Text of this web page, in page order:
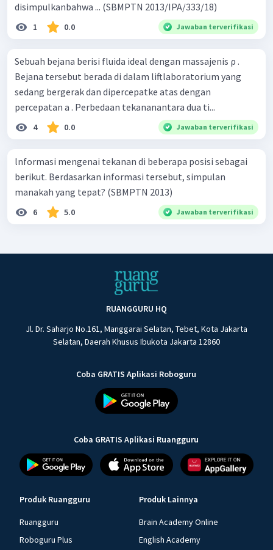
disimpulkanbahwa ... (SBMPTN 2013/IPA/333/18)
1 0.0 Jawaban terverifikasi
Sebuah bejana berisi fluida ideal dengan massajenis ρ .
Bejana tersebut berada di dalam liftlaboratorium yang
sedang bergerak dan dipercepatke atas dengan
percepatan a . Perbedaan tekananantara dua ti...
4 0.0 Jawaban terverifikasi
lnformasi mengenai tekanan di beberapa posisi sebagai
berikut. Berdasarkan informasi tersebut, simpulan
manakah yang tepat? (SBMPTN 2013)
6 5.0 Jawaban terverifikasi
RUANGGURU HQ
Jl. Dr. Saharjo No.161, Manggarai Selatan, Tebet, Kota Jakarta
Selatan, Daerah Khusus Ibukota Jakarta 12860
Coba GRATIS Aplikasi Roboguru
Coba GRATIS Aplikasi Ruangguru
Produk Ruangguru
Ruangguru
Roboguru Plus
Produk Lainnya
Brain Academy Online
English Academy